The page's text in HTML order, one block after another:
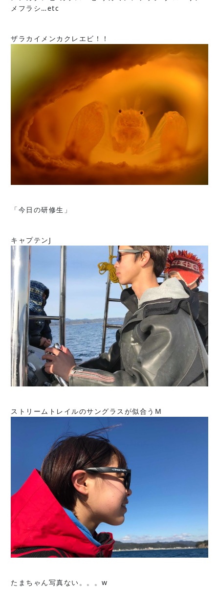
メフラシ…etc
ザラカイメンカクレエビ！！
「今日の研修生」
キャプテンJ
ストリームトレイルのサングラスが似合うM
たまちゃん写真ない。。。w